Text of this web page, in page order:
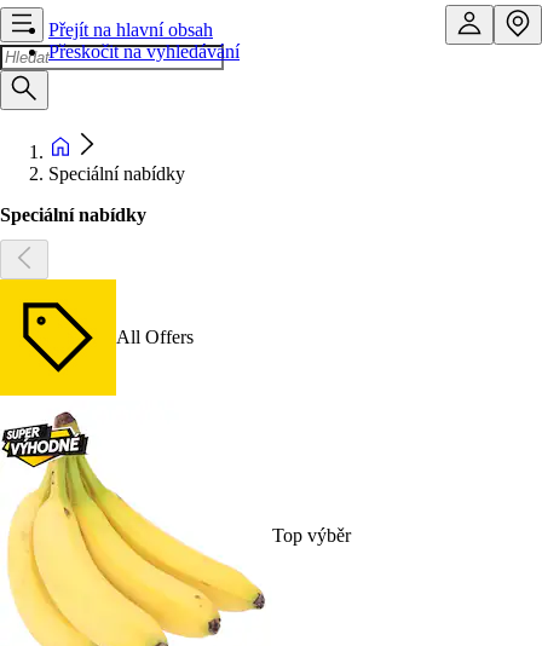
Přejít na hlavní obsah
Přeskočit na vyhledávání
Speciální nabídky
Speciální nabídky
All Offers
Top výběr